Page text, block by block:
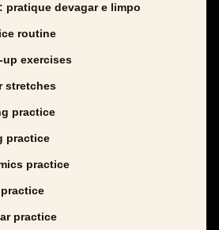
pratique devagar e limpo
routine
up exercises
stretches
practice
practice
practice
practice